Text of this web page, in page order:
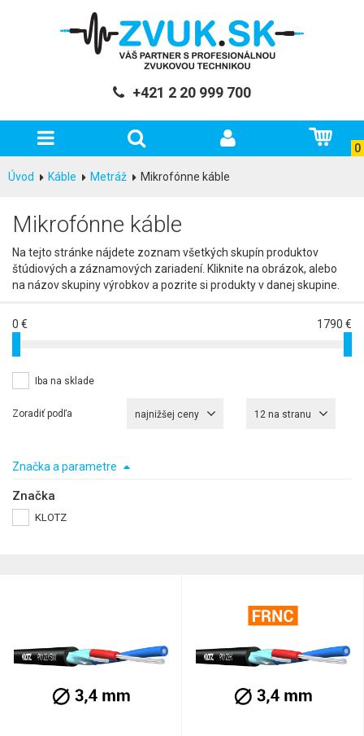
+421 2 20 999 700
0
Úvod Káble Metráž Mikrofónne káble
Mikrofónne káble
Na tejto stránke nájdete zoznam všetkých skupín produktov
štúdiových a záznamových zariadení. Kliknite na obrázok, alebo
na názov skupiny výrobkov a pozrite si produkty v danej skupine.
0 € 1790 €
Iba na sklade
Zoradiť podľa najnižšej ceny 12 na stranu
Značka a parametre
Značka
KLOTZ